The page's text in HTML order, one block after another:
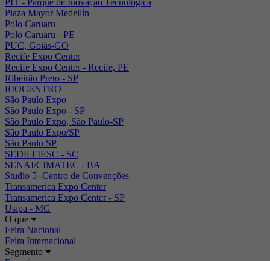
Plaza Mayor Medellín
Polo Caruaru
Polo Caruaru - PE
PUC, Goiás-GO
Recife Expo Center
Recife Expo Center - Recife, PE
Ribeirão Preto - SP
RIOCENTRO
São Paulo Expo
São Paulo Expo - SP
São Paulo Expo, São Paulo-SP
São Paulo Expo/SP
São Paulo SP
SEDE FIESC - SC
SENAI/CIMATEC - BA
Studio 5 -Centro de Convenções
Transamerica Expo Center
Transamerica Expo Center - SP
Usipa - MG
O que
Feira Nacional
Feira Internacional
Segmento